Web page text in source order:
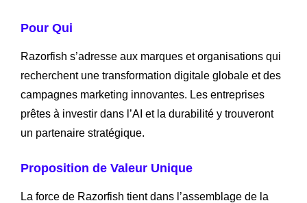
Pour Qui
Razorfish s’adresse aux marques et organisations qui
recherchent une transformation digitale globale et des
campagnes marketing innovantes. Les entreprises
prêtes à investir dans l’AI et la durabilité y trouveront
un partenaire stratégique.
Proposition de Valeur Unique
La force de Razorfish tient dans l’assemblage de la